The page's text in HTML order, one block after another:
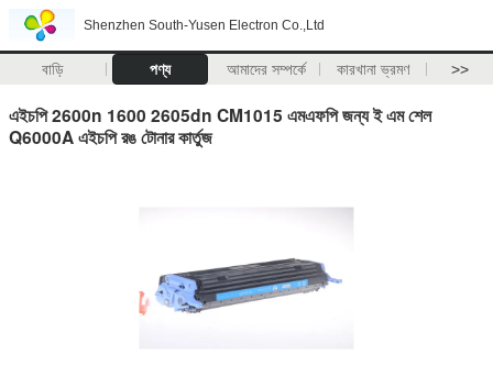
Shenzhen South-Yusen Electron Co.,Ltd
বাড়ি পণ্য আমাদের সম্পর্কে কারখানা ভ্রমণ >>
এইচপি 2600n 1600 2605dn CM1015 এমএফপি জন্য ই এম শেল
Q6000A এইচপি রঙ টোনার কার্তুজ